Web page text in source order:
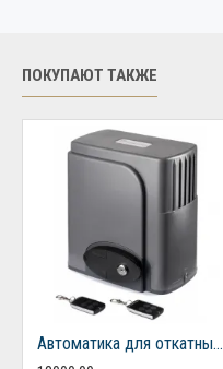
ПОКУПАЮТ ТАКЖЕ
Автоматика для откатных ворот FURNITEH SL 600 AC